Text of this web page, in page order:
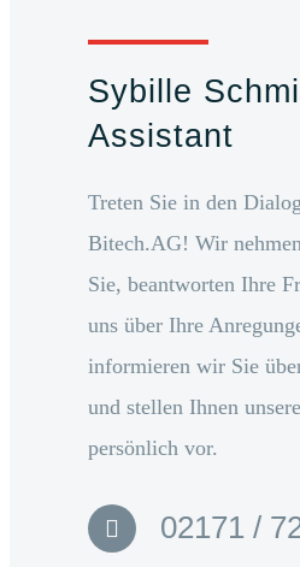
Sybille
Assistant
Treten Sie in den
Bitech.AG! Wir
Sie, beantworten Ihre
uns über Ihre
informieren wir Sie
und stellen Ihnen
persönlich vor.
02171 /